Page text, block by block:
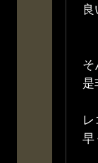
そ
是
早